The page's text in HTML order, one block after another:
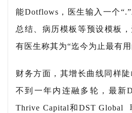
能Dotflows，医生输入一个
总结、病历模板等预设模板
有医生称其为“迄今为止最有
财务方面，其增长曲线同样陡
不到一年内连融多轮，最新
Thrive Capital和DST Global